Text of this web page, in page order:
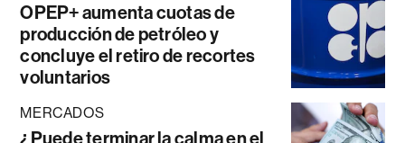
OPEP+ aumenta cuotas de
producción de petróleo y
concluye el retiro de recortes
voluntarios
MERCADOS
¿Puede terminar la calma en el